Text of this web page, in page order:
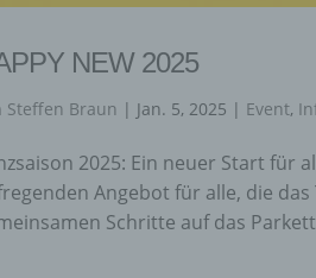
NEW 2025
Steffen Braun | Jan. 5, 2025 | Event,
2025: Ein neuer Start für
Angebot für alle, die
Schritte auf das